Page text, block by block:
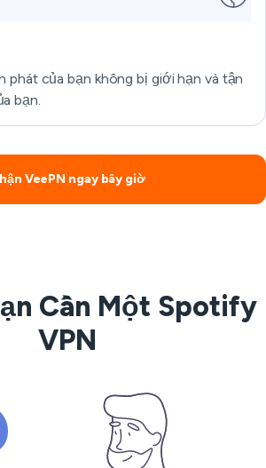
phát của bạn không bị giới hạn và tận
bạn.
VeePN ngay bây giờ
Cần Một Spotify
VPN